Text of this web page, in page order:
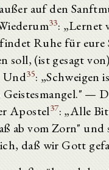
außer auf den
33: „Lernet
Ruhe für eure
soll, (ist gesagt
Und35: „Schweigen
—
Apostel37: „Alle
ab vom Zorn" und
daß wir Gott